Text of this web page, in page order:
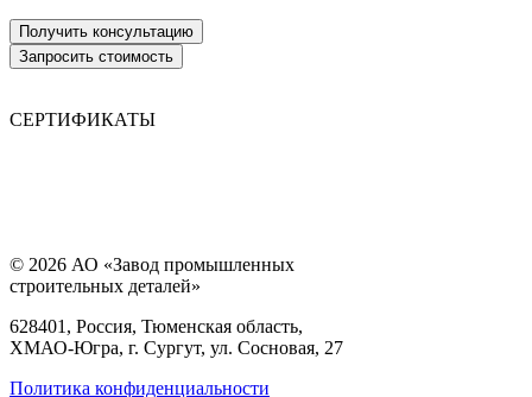
СЕРТИФИКАТЫ
© 2026 АО «Завод промышленных
строительных деталей»
628401, Россия, Тюменская область,
ХМАО-Югра, г. Сургут, ул. Сосновая, 27
Политика конфиденциальности